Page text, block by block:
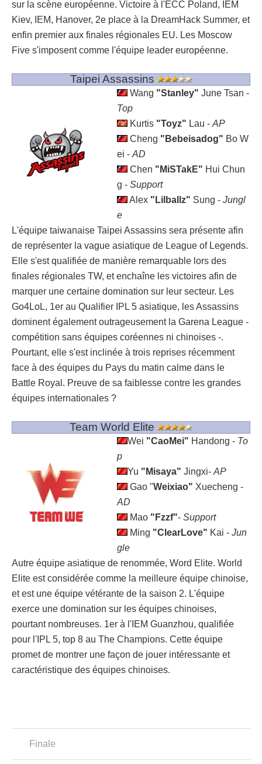
sur la scène européenne. Victoire à l'ECC Poland, IEM
Kiev, IEM, Hanover, 2e place à la DreamHack Summer, et
enfin premier aux finales régionales EU. Les Moscow
Five s'imposent comme l'équipe leader européenne.
Taipei Assassins
Wang "Stanley" June Tsan -
Top
Kurtis "Toyz" Lau - AP
Cheng "Bebeisadog" Bo W
ei - AD
Chen "MiSTakE" Hui Chun
g - Support
Alex "Lilballz" Sung - Jungl
e
L'équipe taiwanaise Taipei Assassins sera présente afin
de représenter la vague asiatique de League of Legends.
Elle s'est qualifiée de manière remarquable lors des
finales régionales TW, et enchaîne les victoires afin de
marquer une certaine domination sur leur secteur. Les
Go4LoL, 1er au Qualifier IPL 5 asiatique, les Assassins
dominent également outrageusement la Garena League -
compétition sans équipes coréennes ni chinoises -.
Pourtant, elle s'est inclinée à trois reprises récemment
face à des équipes du Pays du matin calme dans le
Battle Royal. Preuve de sa faiblesse contre les grandes
équipes internationales ?
Team World Elite
Wei "CaoMei" Handong - To
p
Yu "Misaya" Jingxi- AP
Gao "Weixiao" Xuecheng -
AD
Mao "Fzzf"- Support
Ming "ClearLove" Kai - Jun
gle
Autre équipe asiatique de renommée, Word Elite. World
Elite est considérée comme la meilleure équipe chinoise,
et est une équipe vétérante de la saison 2. L'équipe
exerce une domination sur les équipes chinoises,
pourtant nombreuses. 1er à l'IEM Guanzhou, qualifiée
pour l'IPL 5, top 8 au The Champions. Cette équipe
promet de montrer une façon de jouer intéressante et
caractéristique des équipes chinoises.
Finale